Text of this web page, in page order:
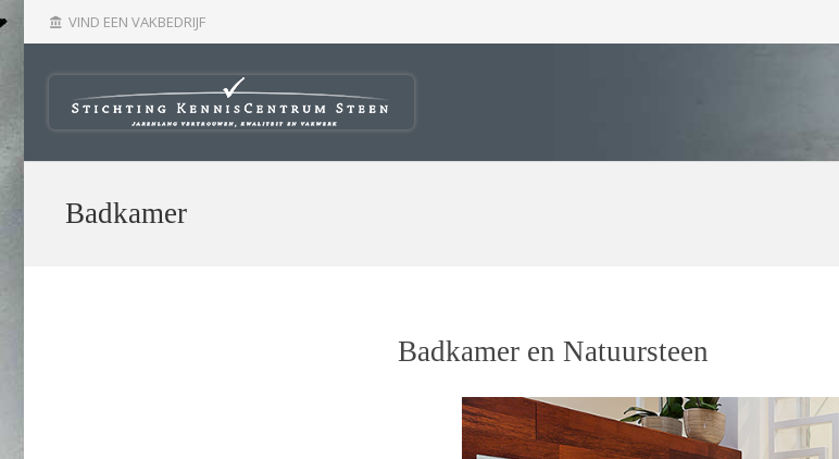
account_balance VIND EEN VAKBEDRIJF
Badkamer
Badkamer en Natuursteen